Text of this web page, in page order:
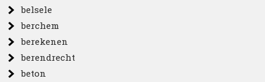
belsele
berchem
berekenen
berendrecht
beton